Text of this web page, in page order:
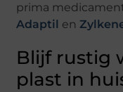
prima
Adaptil en
Blijf rustig
plast in